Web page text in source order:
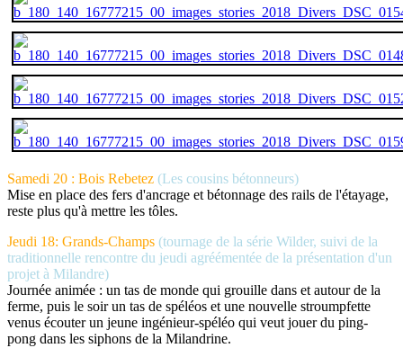
Samedi 20 : Bois Rebetez (Les cousins bétonneurs)
Mise en place des fers d'ancrage et bétonnage des rails de l'étayage,
reste plus qu'à mettre les tôles.
Jeudi 18: Grands-Champs (tournage de la série Wilder, suivi de la
traditionnelle rencontre du jeudi agréémentée de la présentation d'un
projet à Milandre)
Journée animée : un tas de monde qui grouille dans et autour de la
ferme, puis le soir un tas de spéléos et une nouvelle stroumpfette
venus écouter un jeune ingénieur-spéléo qui veut jouer du ping-
pong dans les siphons de la Milandrine.